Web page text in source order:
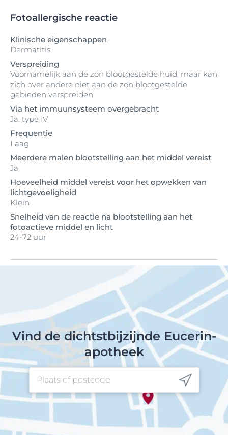
Fotoallergische reactie
Klinische eigenschappen
Dermatitis
Verspreiding
Voornamelijk aan de zon blootgestelde huid, maar kan
zich over andere niet aan de zon blootgestelde
gebieden verspreiden
Via het immuunsysteem overgebracht
Ja, type IV
Frequentie
Laag
Meerdere malen blootstelling aan het middel vereist
Ja
Hoeveelheid middel vereist voor het opwekken van
lichtgevoeligheid
Klein
Snelheid van de reactie na blootstelling aan het
fotoactieve middel en licht
24-72 uur
Vind de dichtstbijzijnde Eucerin-
apotheek